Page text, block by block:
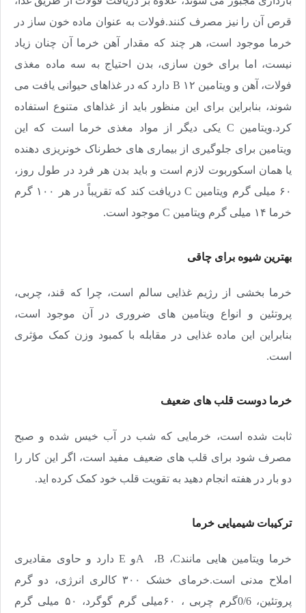
قرص آن را نیز مصرف کنند.فولات به عنوان ماده خون ساز در
خرما موجود است، هر چند که مقدار آهن خرما آن چنان زیاد
نیست، اما برای خون سازی، بدن احتیاج به سه ماده مغذی
فولات، آهن و ویتامین ۱۲
B دارد که در غذاهای حیوانی یافت می
شوند، بنابراین برای این منظور باید از غذاهای متنوع استفاده
کرد.ویتامین C یکی دیگر از مواد مغذی خرما است که این
ویتامین برای جلوگیری از بیماری های خطرناک خونریزی دهنده
یا همان اسکوربوت لازم است و باید بدن هر فرد در طول روز،
۶۰ میلی گرم ویتامین
C
دریافت کند که تقریباً در هر ۱۰۰ گرم
خرما ۱۴ میلی گرم ویتامین
C موجود است.
بهترین شیوه برای چاقی
خرما بخشی از رژیم غذایی سالم است، چرا که قند، چربی،
پروتئین و انواع ویتامین های ضروری در آن موجود است،
بنابراین این ماده غذایی در مقابله با کمبود وزن کمک مؤثری
است.
خرما دوست قلب های ضعیف
ثابت شده است، خرمایی که شب در آب خیس شده و صبح
مصرف شود برای قلب های ضعیف مفید است، اگر این کار را
دو بار در هفته انجام دهید به تقویت قلب خود کمک کرده اید.
ترکیبات شیمیایی خرما
خرما ویتامین هایی مانندC، B، Aو E دارد و حاوی مقادیری
املاح مدنی است.خرمای خشک ۳۰۰ کالری انرژی، دو گرم
پروتئین، 0/6گرم چربی ، ۶۰میلی گرم گوگرد، ۵۰ میلی گرم